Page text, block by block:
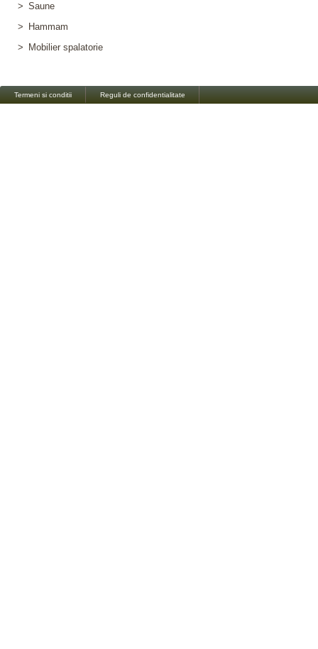
> Saune
>
Hammam
>
Mobilier spalatorie
Termeni si conditii Reguli de confidentialitate